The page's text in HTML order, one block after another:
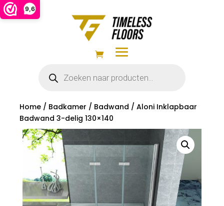
9,6
zoeken
Home/ Badkamer / Badwand / Aloni Inklapbaar
Badwand 3-delig 130×140